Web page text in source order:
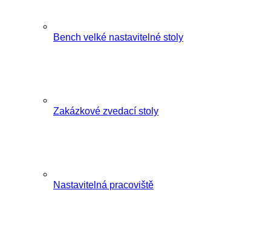
Bench velké nastavitelné stoly
Zakázkové zvedací stoly
Nastavitelná pracoviště